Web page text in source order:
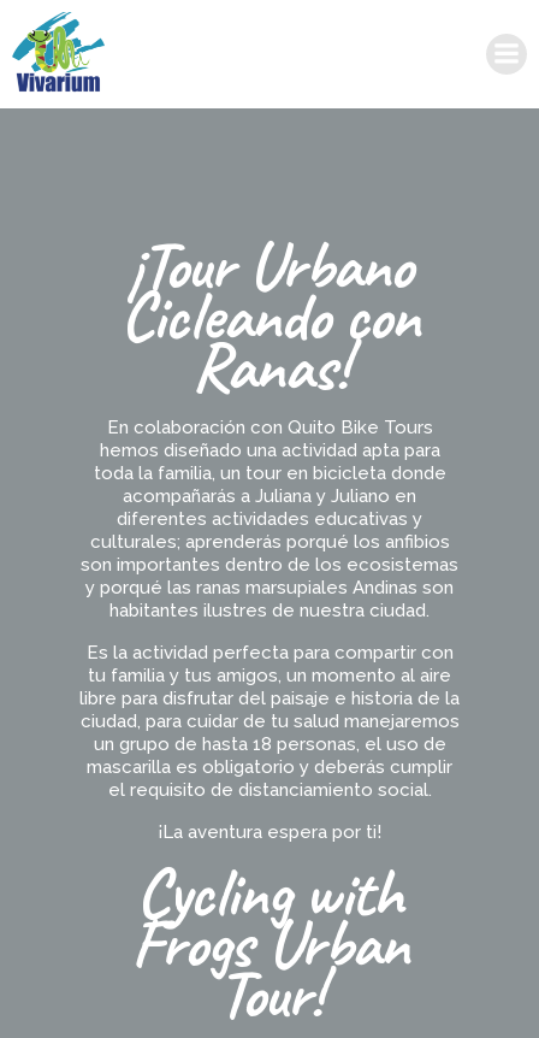
¡Tour Urbano
Cicleando con
Ranas!
En colaboración con Quito Bike Tours
hemos diseñado una actividad apta para
toda la familia, un tour en bicicleta donde
acompañarás a Juliana y Juliano en
diferentes actividades educativas y
culturales; aprenderás porqué los anfibios
son importantes dentro de los ecosistemas
y porqué las ranas marsupiales Andinas son
habitantes ilustres de nuestra ciudad.
Es la actividad perfecta para compartir con
tu familia y tus amigos, un momento al aire
libre para disfrutar del paisaje e historia de la
ciudad, para cuidar de tu salud manejaremos
un grupo de hasta 18 personas, el uso de
mascarilla es obligatorio y deberás cumplir
el requisito de distanciamiento social.
¡La aventura espera por ti!
Cycling with
Frogs Urban
Tour!